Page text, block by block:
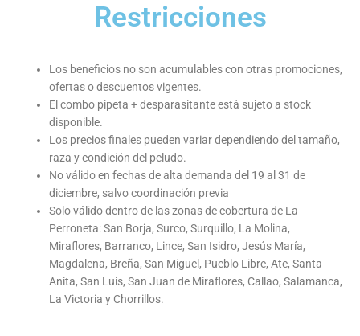
Restricciones
Los beneficios no son acumulables con otras promociones,
ofertas o descuentos vigentes.
El combo pipeta + desparasitante está sujeto a stock
disponible.
Los precios finales pueden variar dependiendo del tamaño,
raza y condición del peludo.
No válido en fechas de alta demanda del 19 al 31 de
diciembre, salvo coordinación previa
Solo válido dentro de las zonas de cobertura de La
Perroneta: San Borja, Surco, Surquillo, La Molina,
Miraflores, Barranco, Lince, San Isidro, Jesús María,
Magdalena, Breña, San Miguel, Pueblo Libre, Ate, Santa
Anita, San Luis, San Juan de Miraflores, Callao, Salamanca,
La Victoria y Chorrillos.